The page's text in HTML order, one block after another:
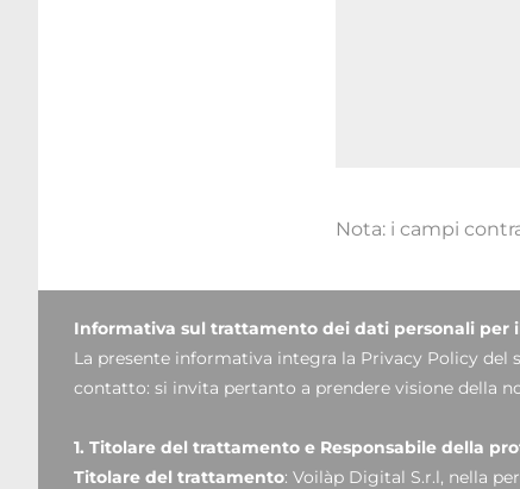
Nota: i campi
Informativa sul trattamento dei dati personali per il
La presente informativa integra la Privacy Policy
contatto: si invita pertanto a prendere visione della
1. Titolare del trattamento e Responsabile della
Titolare del trattamento: Voilàp Digital S.r.l, nella